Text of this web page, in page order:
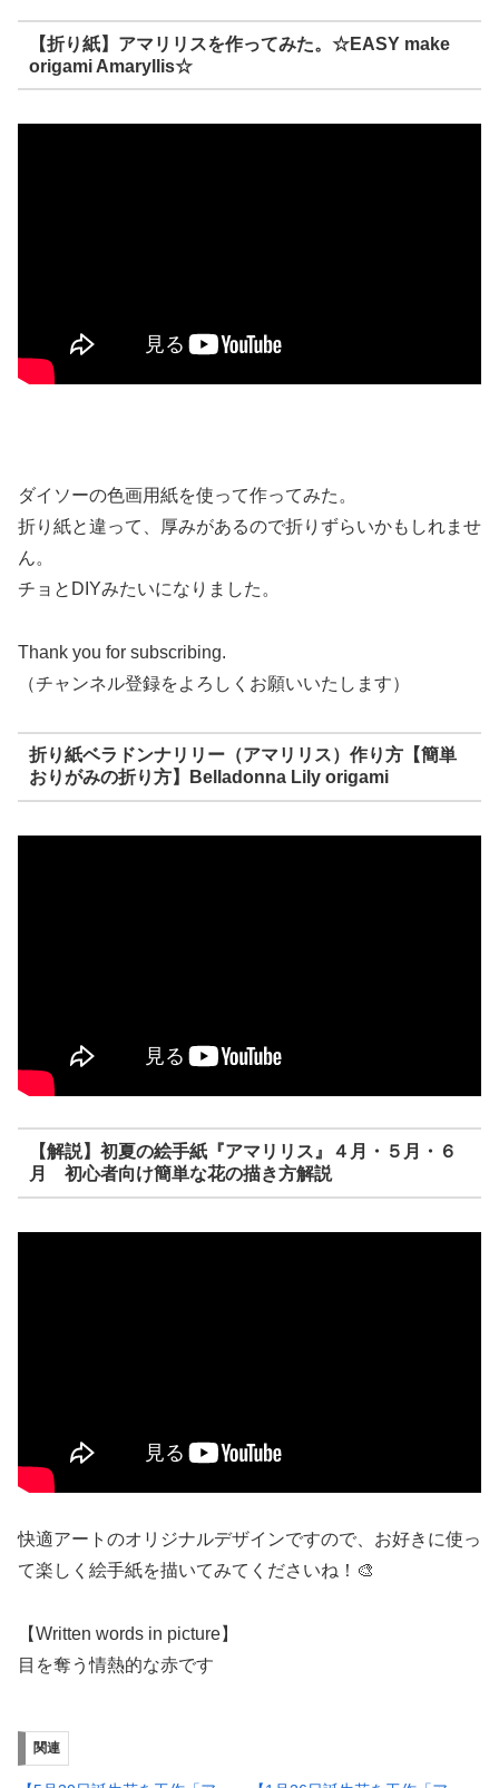
【折り紙】アマリリスを作ってみた。☆EASY make
origami Amaryllis☆
ダイソーの色画用紙を使って作ってみた。
折り紙と違って、厚みがあるので折りずらいかもしれませ
ん。
チョとDIYみたいになりました。
Thank you for subscribing.
（チャンネル登録をよろしくお願いいたします）
折り紙ベラドンナリリー（アマリリス）作り方【簡単
おりがみの折り方】Belladonna Lily origami
【解説】初夏の絵手紙『アマリリス』４月・５月・６
月 初心者向け簡単な花の描き方解説
快適アートのオリジナルデザインですので、お好きに使っ
て楽しく絵手紙を描いてみてくださいね！🎨
【Written words in picture】
目を奪う情熱的な赤です
関連